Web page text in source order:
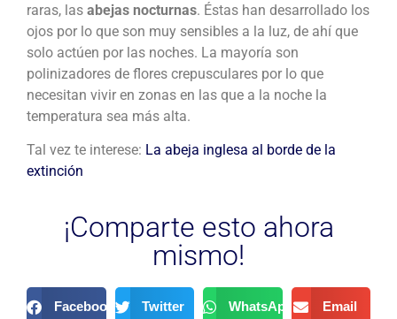
raras, las abejas nocturnas. Éstas han desarrollado los
ojos por lo que son muy sensibles a la luz, de ahí que
solo actúen por las noches. La mayoría son
polinizadores de flores crepusculares por lo que
necesitan vivir en zonas en las que a la noche la
temperatura sea más alta.
Tal vez te interese: La abeja inglesa al borde de la
extinción
¡Comparte esto ahora
mismo!
Facebook Twitter WhatsApp Email